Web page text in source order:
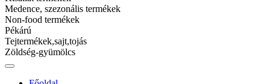
Medence, szezonális termékek
Non-food termékek
Pékárú
Tejtermékek,sajt,tojás
Zöldség-gyümölcs
Gyermelyi tészta 500 g KISKAGYLó
4 TOJÁS
Category:Alapvető élelmiszer
SKU:
Tovább